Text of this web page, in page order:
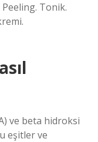
Tonik.
ve beta hidroksi
eşitler ve